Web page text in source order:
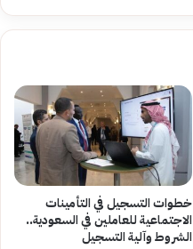
خطوات التسجيل في التأمينات
الاجتماعية للعاملين في السعودية..
الشروط وآلية التسجيل